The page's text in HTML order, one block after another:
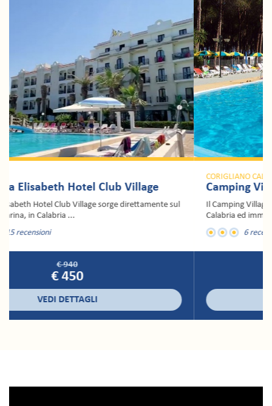
Camping Villaggio Thurium
Il Camping Villaggio Thurium situato sulla costa Jonica della
Calabria ed immerso in una pineta in riva al mare, ...